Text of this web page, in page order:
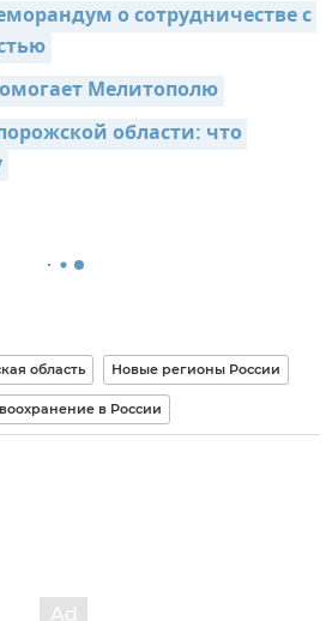
о сотрудничестве с
Мелитополю
области: что
область Новые регионы России
в России